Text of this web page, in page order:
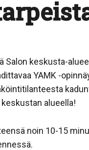
Salon keskusta-
YAMK -
alueella!
noin 10-15